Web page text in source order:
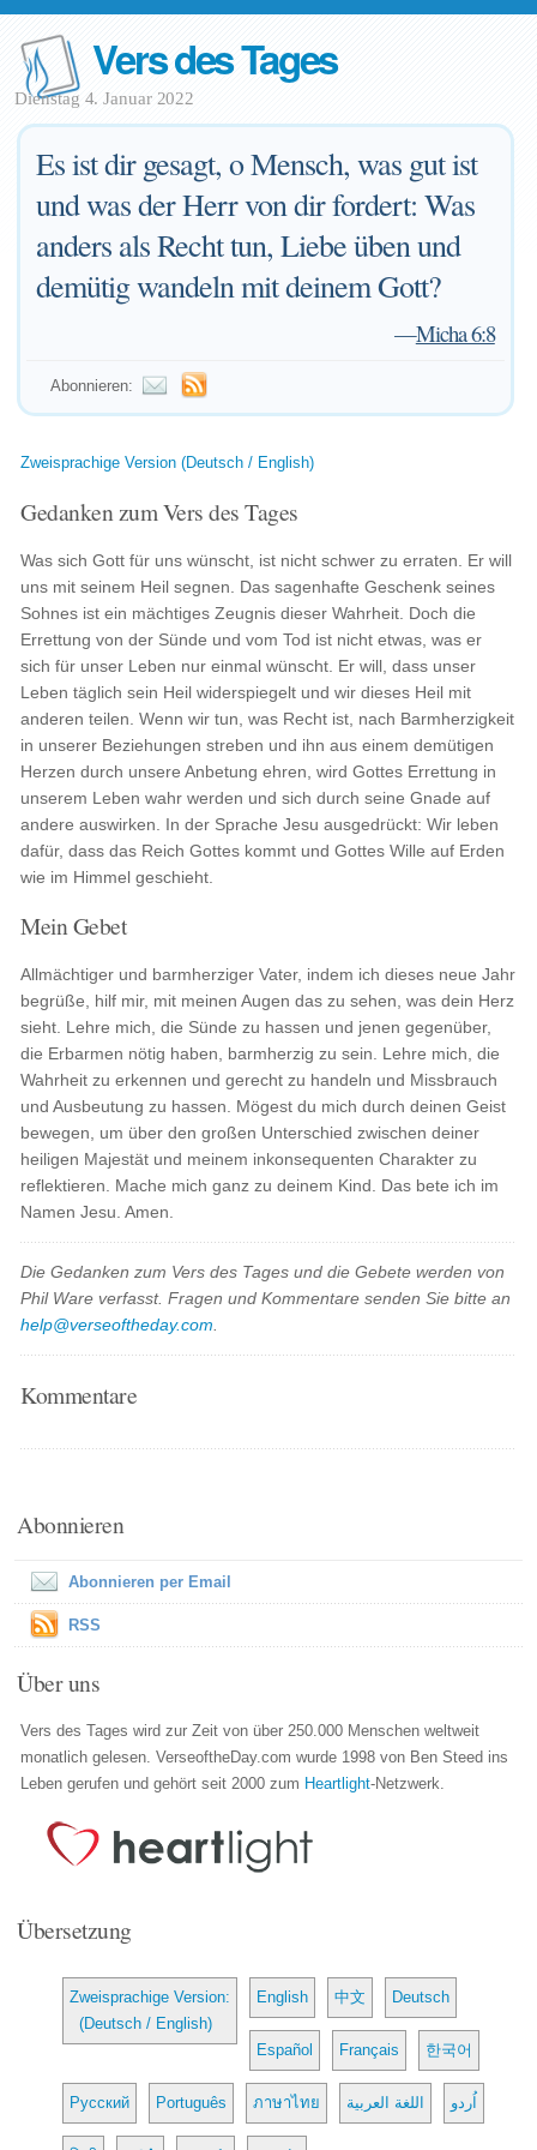
Vers des Tages
Dienstag 4. Januar 2022
Es ist dir gesagt, o Mensch, was gut ist
und was der Herr von dir fordert: Was
anders als Recht tun, Liebe üben und
demütig wandeln mit deinem Gott?
—Micha 6:8
Abonnieren:
Zweisprachige Version (Deutsch / English)
Gedanken zum Vers des Tages
Was sich Gott für uns wünscht, ist nicht schwer zu erraten. Er will
uns mit seinem Heil segnen. Das sagenhafte Geschenk seines
Sohnes ist ein mächtiges Zeugnis dieser Wahrheit. Doch die
Errettung von der Sünde und vom Tod ist nicht etwas, was er
sich für unser Leben nur einmal wünscht. Er will, dass unser
Leben täglich sein Heil widerspiegelt und wir dieses Heil mit
anderen teilen. Wenn wir tun, was Recht ist, nach Barmherzigkeit
in unserer Beziehungen streben und ihn aus einem demütigen
Herzen durch unsere Anbetung ehren, wird Gottes Errettung in
unserem Leben wahr werden und sich durch seine Gnade auf
andere auswirken. In der Sprache Jesu ausgedrückt: Wir leben
dafür, dass das Reich Gottes kommt und Gottes Wille auf Erden
wie im Himmel geschieht.
Mein Gebet
Allmächtiger und barmherziger Vater, indem ich dieses neue Jahr
begrüße, hilf mir, mit meinen Augen das zu sehen, was dein Herz
sieht. Lehre mich, die Sünde zu hassen und jenen gegenüber,
die Erbarmen nötig haben, barmherzig zu sein. Lehre mich, die
Wahrheit zu erkennen und gerecht zu handeln und Missbrauch
und Ausbeutung zu hassen. Mögest du mich durch deinen Geist
bewegen, um über den großen Unterschied zwischen deiner
heiligen Majestät und meinem inkonsequenten Charakter zu
reflektieren. Mache mich ganz zu deinem Kind. Das bete ich im
Namen Jesu. Amen.
Die Gedanken zum Vers des Tages und die Gebete werden von
Phil Ware verfasst. Fragen und Kommentare senden Sie bitte an
help@verseoftheday.com
Kommentare
Abonnieren
Abonnieren per Email
RSS
Über uns
Vers des Tages wird zur Zeit von über 250.000 Menschen weltweit
monatlich gelesen. VerseoftheDay.com wurde 1998 von Ben Steed ins
Leben gerufen und gehört seit 2000 zum Heartlight-Netzwerk.
Übersetzung
Zweisprachige Version:
(Deutsch / English)
English 中文 Deutsch
Español Français 한국어
Русский Português ภาษาไทย اللغة العربية اُردو